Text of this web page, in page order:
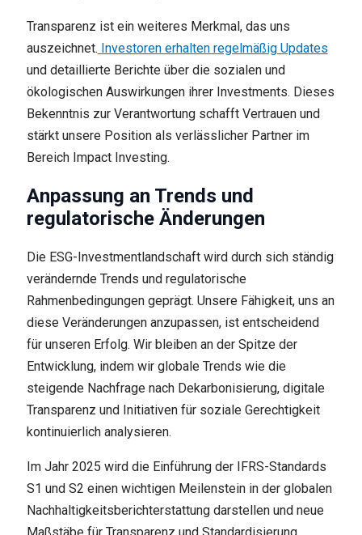
Transparenz ist ein weiteres Merkmal, das uns
auszeichnet. Investoren erhalten regelmäßig Updates
und detaillierte Berichte über die sozialen und
ökologischen Auswirkungen ihrer Investments. Dieses
Bekenntnis zur Verantwortung schafft Vertrauen und
stärkt unsere Position als verlässlicher Partner im
Bereich Impact Investing.
Anpassung an Trends und
regulatorische Änderungen
Die ESG-Investmentlandschaft wird durch sich ständig
verändernde Trends und regulatorische
Rahmenbedingungen geprägt. Unsere Fähigkeit, uns an
diese Veränderungen anzupassen, ist entscheidend
für unseren Erfolg. Wir bleiben an der Spitze der
Entwicklung, indem wir globale Trends wie die
steigende Nachfrage nach Dekarbonisierung, digitale
Transparenz und Initiativen für soziale Gerechtigkeit
kontinuierlich analysieren.
Im Jahr 2025 wird die Einführung der IFRS-Standards
S1 und S2 einen wichtigen Meilenstein in der globalen
Nachhaltigkeitsberichterstattung darstellen und neue
Maßstäbe für Transparenz und Standardisierung